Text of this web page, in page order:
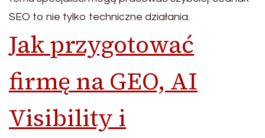
SEO to nie tylko techniczne działania.
Jak przygotować
firmę na GEO, AI
Visibility i